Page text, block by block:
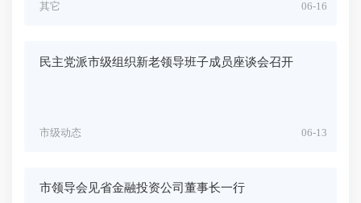
06-16
其它
民主党派市级组织新老领导班子成员座谈会召开
06-13
市级动态
市领导会见省金融投资公司董事长一行